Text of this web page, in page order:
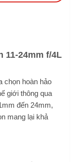
11-24mm f/4L
chọn hoàn hảo
giới thông qua
đến 24mm,
mang lại khả